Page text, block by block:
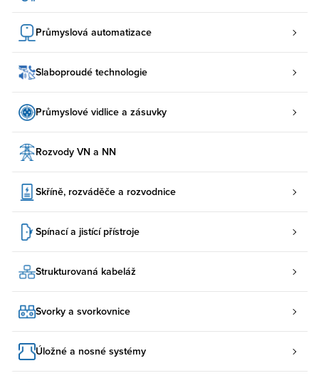
Průmyslová automatizace
Slaboproudé technologie
Průmyslové vidlice a zásuvky
Rozvody VN a NN
Skříně, rozváděče a rozvodnice
Spínací a jistící přístroje
Strukturovaná kabeláž
Svorky a svorkovnice
Úložné a nosné systémy